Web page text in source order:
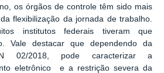
os órgãos de controle têm sido mais
flexibilização da jornada de trabalho.
institutos federais tiveram que
Vale destacar que dependendo da
02/2018, pode caracterizar a
eletrônico e a restrição severa da